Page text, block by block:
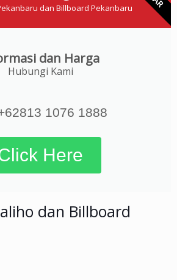
dan Billboard Pekanbaru
dan Harga
Hubungi Kami
1076 1888
Here
dan Billboard